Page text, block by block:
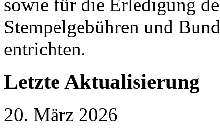
sowie für die Erledigung
Stempelgebühren und
entrichten.
Letzte Aktualisierung
20. März 2026